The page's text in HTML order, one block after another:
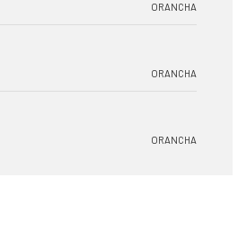
ORANCHA
ORANCHA
ORANCHA